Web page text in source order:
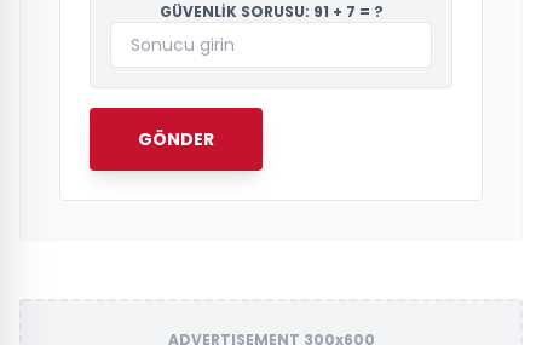
GÜVENLİK SORUSU: 91 + 7 = ?
GÖNDER
ADVERTISEMENT 300x600